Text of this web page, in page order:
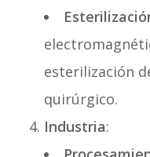
esterilización
quirúrgico.
Industria: